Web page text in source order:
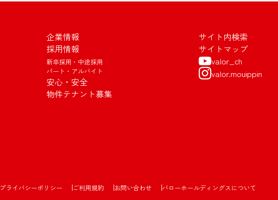
企業情報
採用情報
新卒採用・中途採用
パート・アルバイト
安心・安全
物件テナント募集
サイト内検索
サイトマップ
valor_ch
valor.mouippin
プライバシーポリシー ご利用規約 お問い合わせ バローホールディングスについて